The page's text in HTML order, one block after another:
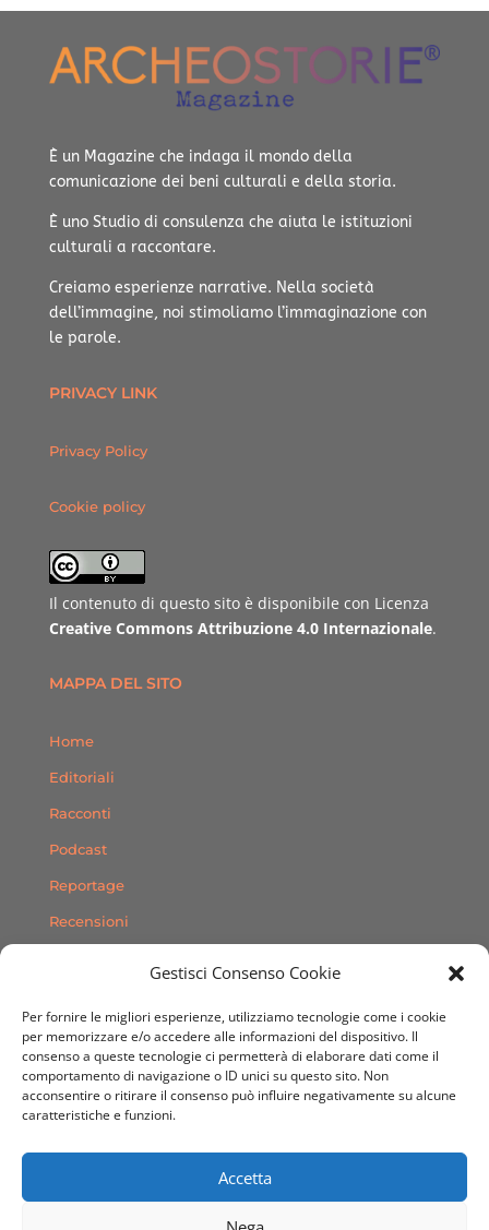
Gestisci Consenso Cookie
Per fornire le migliori esperienze, utilizziamo tecnologie come i cookie
per memorizzare e/o accedere alle informazioni del dispositivo. Il
consenso a queste tecnologie ci permetterà di elaborare dati come il
comportamento di navigazione o ID unici su questo sito. Non
acconsentire o ritirare il consenso può influire negativamente su alcune
caratteristiche e funzioni.
Accetta
È un Magazine che indaga il mondo della
comunicazione dei beni culturali e della storia.
È uno Studio di consulenza che aiuta le istituzioni
culturali a raccontare.
Creiamo esperienze narrative. Nella società
dell’immagine, noi stimoliamo l’immaginazione con
le parole.
PRIVACY LINK
Privacy Policy
Cookie policy
Il contenuto di questo sito è disponibile con Licenza
Creative Commons Attribuzione 4.0 Internazionale.
MAPPA DEL SITO
Home
Editoriali
Racconti
Podcast
Reportage
Recensioni
Contatti
SEGUICI SUI SOCIAL